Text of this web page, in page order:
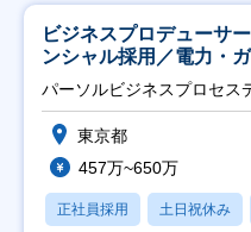
ビジネスプロデューサ
ンシャル採用／電力・
ト推進】
パーソルビジネスプロセス
東京都
457万~650万
正社員採用 土日祝休み